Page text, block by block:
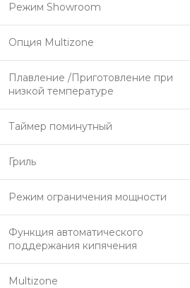
Режим Showroom
Опция Multizone
Плавление /Приготовление при
низкой температуре
Таймер поминутный
Гриль
Режим ограничения мощности
Функция автоматического
поддержания кипячения
Multizone